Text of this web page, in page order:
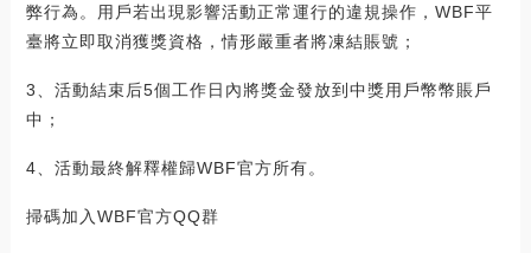
弊行為。用戶若出現影響活動正常運行的違規操作，WBF平
臺將立即取消獲獎資格，情形嚴重者將凍結賬號；
3、活動結束后5個工作日內將獎金發放到中獎用戶幣幣賬戶
中；
4、活動最終解釋權歸WBF官方所有。
掃碼加入WBF官方QQ群